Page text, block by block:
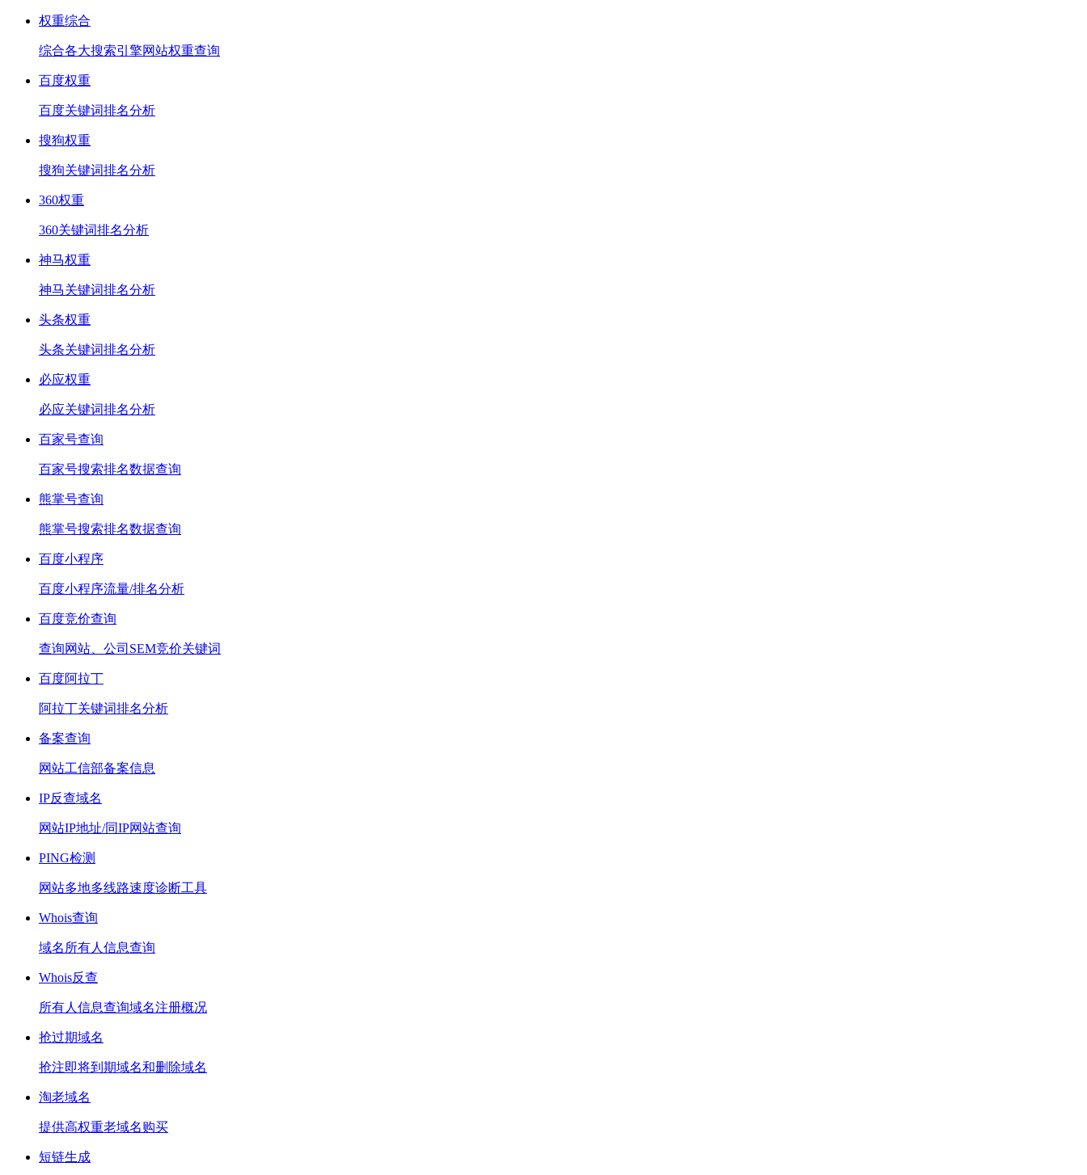
权重综合
综合各大搜索引擎网站权重查询
百度权重
百度关键词排名分析
搜狗权重
搜狗关键词排名分析
360权重
360关键词排名分析
神马权重
神马关键词排名分析
头条权重
头条关键词排名分析
必应权重
必应关键词排名分析
百家号查询
百家号搜索排名数据查询
熊掌号查询
熊掌号搜索排名数据查询
百度小程序
百度小程序流量/排名分析
百度竞价查询
查询网站、公司SEM竞价关键词
百度阿拉丁
阿拉丁关键词排名分析
备案查询
网站工信部备案信息
IP反查域名
网站IP地址/同IP网站查询
PING检测
网站多地多线路速度诊断工具
Whois查询
域名所有人信息查询
Whois反查
所有人信息查询域名注册概况
抢过期域名
抢注即将到期域名和删除域名
淘老域名
提供高权重老域名购买
短链生成